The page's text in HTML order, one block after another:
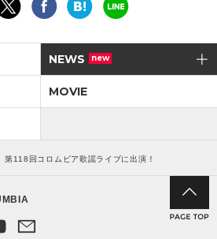
NEWS new
MOVIE
第118回コロムビア歌謡ライブに出演！